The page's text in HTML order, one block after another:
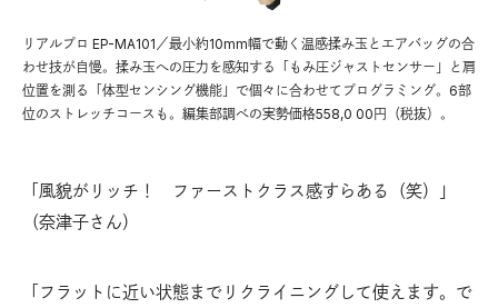
リアルプロ EP-MA101／最小約10mm幅で動く温感揉み玉とエアバッグの合
わせ技が自慢。揉み玉への圧力を感知する「もみ圧ジャストセンサー」と肩
位置を測る「体型センシング機能」で個々に合わせてプログラミング。6部
位のストレッチコースも。編集部調べの実勢価格558,0 00円（税抜）。
「風貌がリッチ！ ファーストクラス感すらある（笑）」
（奈津子さん）
「フラットに近い状態までリクライニングして使えます。で